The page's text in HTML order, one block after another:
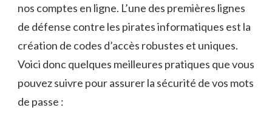
nos comptes en ligne. L’une des premières lignes
de défense contre les pirates ⁣informatiques est la
création de⁢ codes ⁢d’accès⁢ robustes et ‍uniques.⁣
Voici donc quelques meilleures pratiques que vous
pouvez suivre pour ‌assurer la sécurité de vos mots
de passe :